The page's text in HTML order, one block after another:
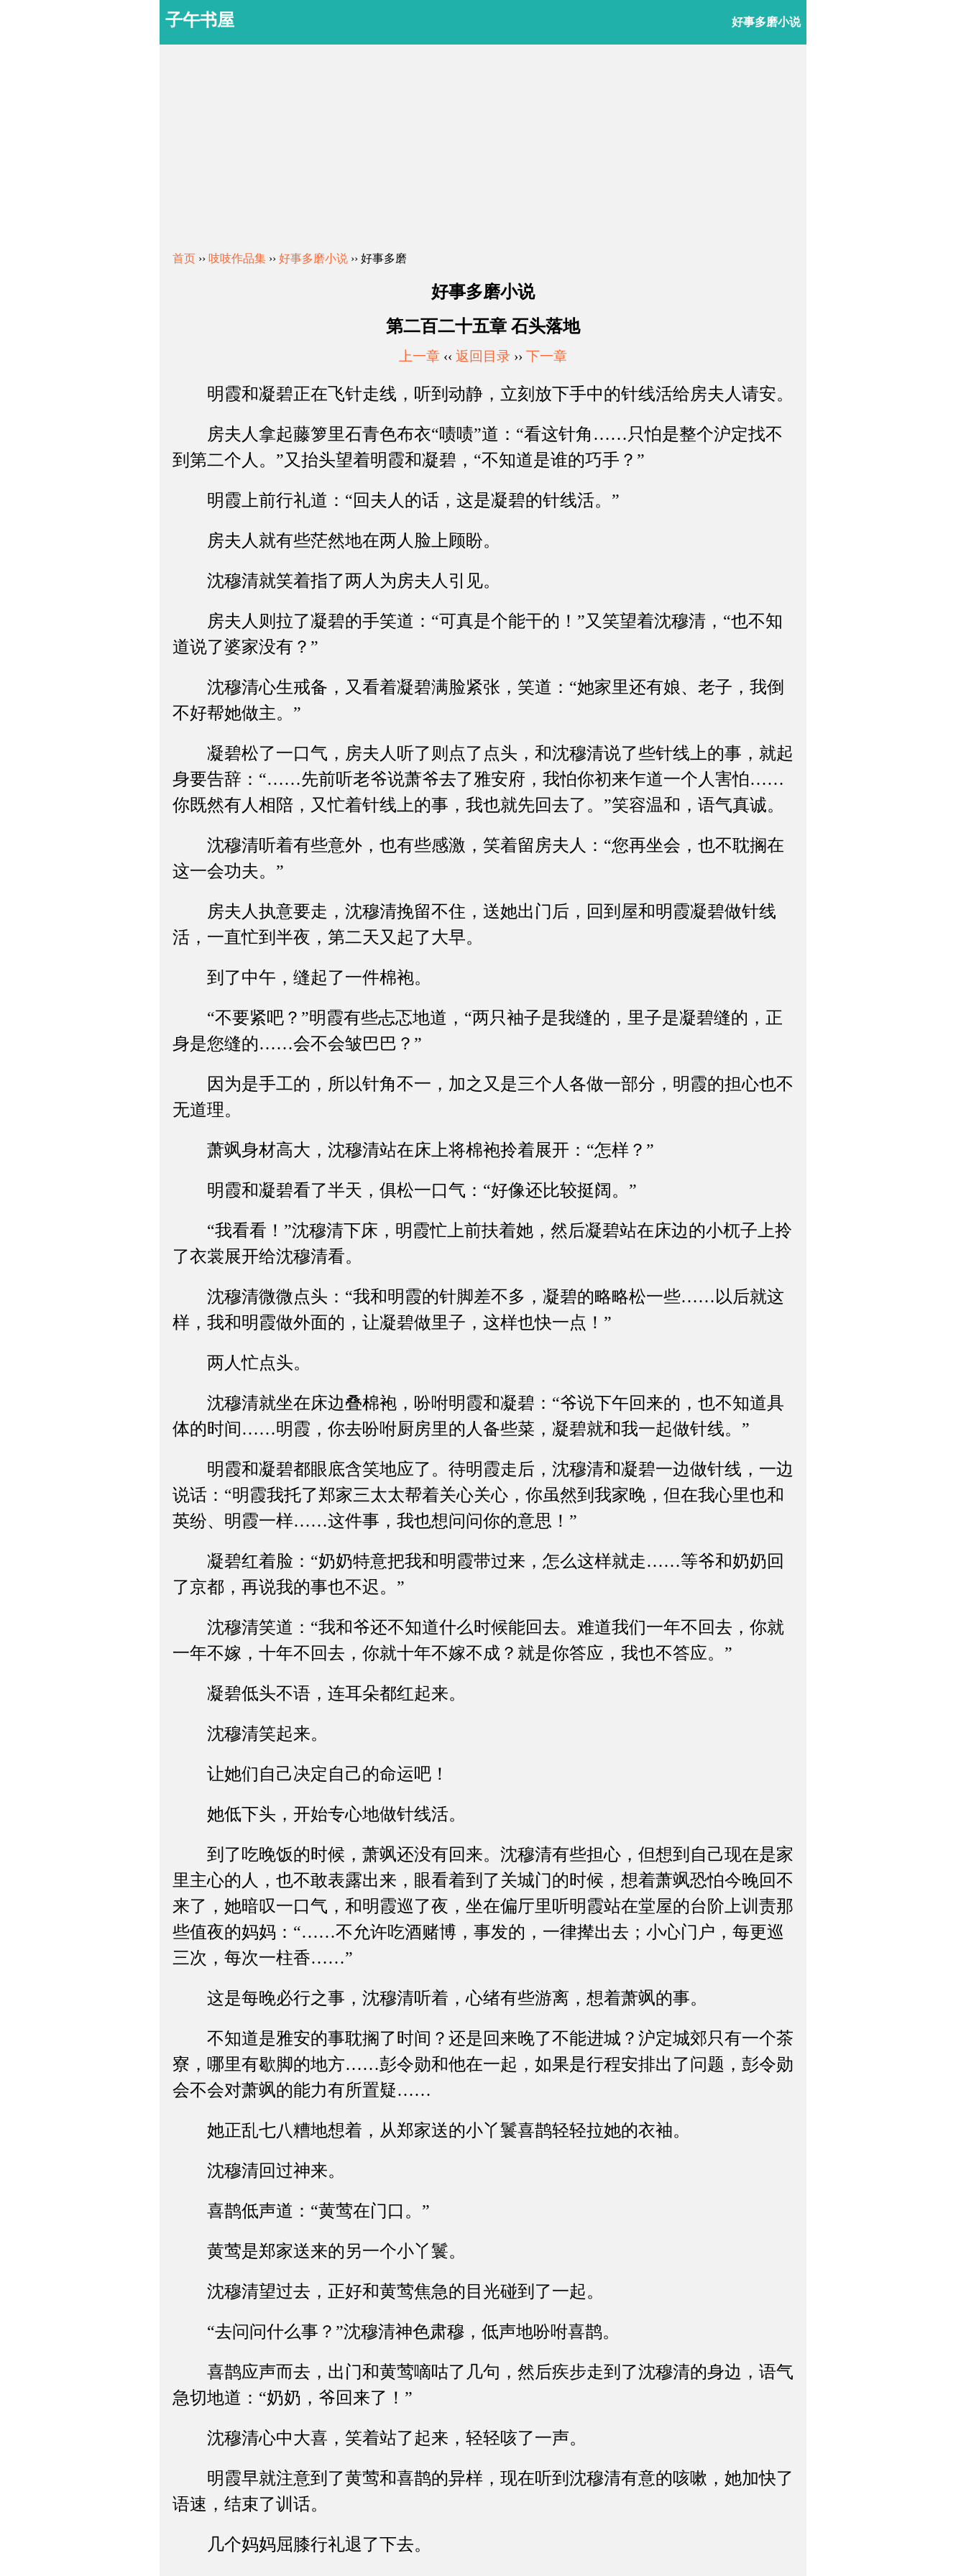
子午书屋 好事多磨小说
首页 ›› 吱吱作品集 ›› 好事多磨小说 ›› 好事多磨
好事多磨小说
第二百二十五章 石头落地
上一章 ‹‹ 返回目录 ›› 下一章
明霞和凝碧正在飞针走线，听到动静，立刻放下手中的针线活给房夫人请安。
房夫人拿起藤箩里石青色布衣“啧啧”道：“看这针角……只怕是整个沪定找不
到第二个人。”又抬头望着明霞和凝碧，“不知道是谁的巧手？”
明霞上前行礼道：“回夫人的话，这是凝碧的针线活。”
房夫人就有些茫然地在两人脸上顾盼。
沈穆清就笑着指了两人为房夫人引见。
房夫人则拉了凝碧的手笑道：“可真是个能干的！”又笑望着沈穆清，“也不知
道说了婆家没有？”
沈穆清心生戒备，又看着凝碧满脸紧张，笑道：“她家里还有娘、老子，我倒
不好帮她做主。”
凝碧松了一口气，房夫人听了则点了点头，和沈穆清说了些针线上的事，就起
身要告辞：“……先前听老爷说萧爷去了雅安府，我怕你初来乍道一个人害怕……
你既然有人相陪，又忙着针线上的事，我也就先回去了。”笑容温和，语气真诚。
沈穆清听着有些意外，也有些感激，笑着留房夫人：“您再坐会，也不耽搁在
这一会功夫。”
房夫人执意要走，沈穆清挽留不住，送她出门后，回到屋和明霞凝碧做针线
活，一直忙到半夜，第二天又起了大早。
到了中午，缝起了一件棉袍。
“不要紧吧？”明霞有些忐忑地道，“两只袖子是我缝的，里子是凝碧缝的，正
身是您缝的……会不会皱巴巴？”
因为是手工的，所以针角不一，加之又是三个人各做一部分，明霞的担心也不
无道理。
萧飒身材高大，沈穆清站在床上将棉袍拎着展开：“怎样？”
明霞和凝碧看了半天，俱松一口气：“好像还比较挺阔。”
“我看看！”沈穆清下床，明霞忙上前扶着她，然后凝碧站在床边的小杌子上拎
了衣裳展开给沈穆清看。
沈穆清微微点头：“我和明霞的针脚差不多，凝碧的略略松一些……以后就这
样，我和明霞做外面的，让凝碧做里子，这样也快一点！”
两人忙点头。
沈穆清就坐在床边叠棉袍，吩咐明霞和凝碧：“爷说下午回来的，也不知道具
体的时间……明霞，你去吩咐厨房里的人备些菜，凝碧就和我一起做针线。”
明霞和凝碧都眼底含笑地应了。待明霞走后，沈穆清和凝碧一边做针线，一边
说话：“明霞我托了郑家三太太帮着关心关心，你虽然到我家晚，但在我心里也和
英纷、明霞一样……这件事，我也想问问你的意思！”
凝碧红着脸：“奶奶特意把我和明霞带过来，怎么这样就走……等爷和奶奶回
了京都，再说我的事也不迟。”
沈穆清笑道：“我和爷还不知道什么时候能回去。难道我们一年不回去，你就
一年不嫁，十年不回去，你就十年不嫁不成？就是你答应，我也不答应。”
凝碧低头不语，连耳朵都红起来。
沈穆清笑起来。
让她们自己决定自己的命运吧！
她低下头，开始专心地做针线活。
到了吃晚饭的时候，萧飒还没有回来。沈穆清有些担心，但想到自己现在是家
里主心的人，也不敢表露出来，眼看着到了关城门的时候，想着萧飒恐怕今晚回不
来了，她暗叹一口气，和明霞巡了夜，坐在偏厅里听明霞站在堂屋的台阶上训责那
些值夜的妈妈：“……不允许吃酒赌博，事发的，一律撵出去；小心门户，每更巡
三次，每次一柱香……”
这是每晚必行之事，沈穆清听着，心绪有些游离，想着萧飒的事。
不知道是雅安的事耽搁了时间？还是回来晚了不能进城？沪定城郊只有一个茶
寮，哪里有歇脚的地方……彭令勋和他在一起，如果是行程安排出了问题，彭令勋
会不会对萧飒的能力有所置疑……
她正乱七八糟地想着，从郑家送的小丫鬟喜鹊轻轻拉她的衣袖。
沈穆清回过神来。
喜鹊低声道：“黄莺在门口。”
黄莺是郑家送来的另一个小丫鬟。
沈穆清望过去，正好和黄莺焦急的目光碰到了一起。
“去问问什么事？”沈穆清神色肃穆，低声地吩咐喜鹊。
喜鹊应声而去，出门和黄莺嘀咕了几句，然后疾步走到了沈穆清的身边，语气
急切地道：“奶奶，爷回来了！”
沈穆清心中大喜，笑着站了起来，轻轻咳了一声。
明霞早就注意到了黄莺和喜鹊的异样，现在听到沈穆清有意的咳嗽，她加快了
语速，结束了训话。
几个妈妈屈膝行礼退了下去。